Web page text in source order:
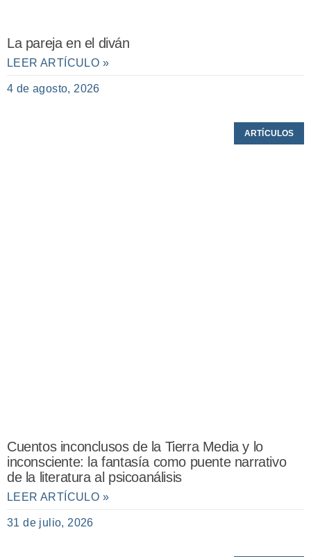
La pareja en el diván
LEER ARTÍCULO »
4 de agosto, 2026
ARTÍCULOS
Cuentos inconclusos de la Tierra Media y lo
inconsciente: la fantasía como puente narrativo
de la literatura al psicoanálisis
LEER ARTÍCULO »
31 de julio, 2026